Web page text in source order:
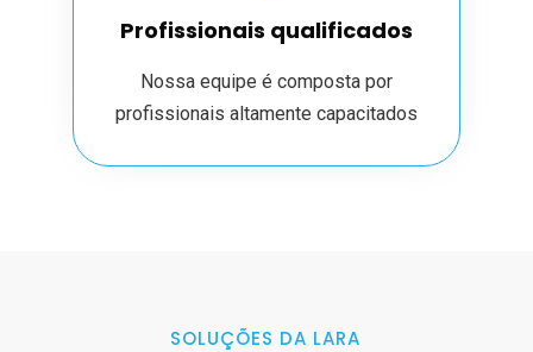
Profissionais qualificados
Nossa equipe é composta por
profissionais altamente capacitados
SOLUÇÕES DA LARA